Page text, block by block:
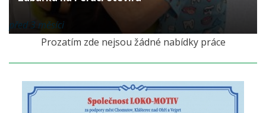
před 3 měsíci
Prozatím zde nejsou žádné nabídky práce